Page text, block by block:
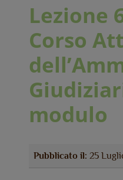
Lezione
Corso
modulo
Pubblicato il: 25